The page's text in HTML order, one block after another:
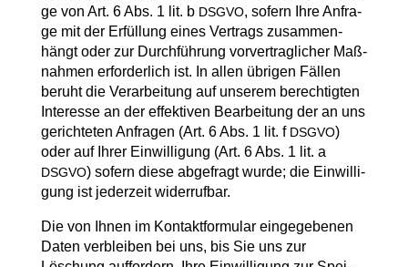
ge von Art. 6 Abs. 1 lit. b DSGVO, sofern Ihre Anfra­
ge mit der Erfül­lung eines Ver­trags zusam­men­
hängt oder zur Durch­füh­rung vor­ver­trag­li­cher Maß­
nah­men erfor­der­lich ist. In allen übri­gen Fäl­len
beruht die Ver­ar­bei­tung auf unse­rem berech­tig­ten
Inter­es­se an der effek­ti­ven Bear­bei­tung der an uns
gerich­te­ten Anfra­gen (Art. 6 Abs. 1 lit. f DSGVO)
oder auf Ihrer Ein­wil­li­gung (Art. 6 Abs. 1 lit. a
DSGVO) sofern die­se abge­fragt wur­de; die Ein­wil­li­
gung ist jeder­zeit widerrufbar.
Die von Ihnen im Kon­takt­for­mu­lar ein­ge­ge­be­nen
Daten ver­blei­ben bei uns, bis Sie uns zur